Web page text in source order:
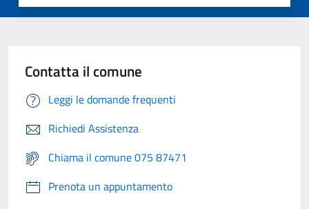
Contatta il comune
Leggi le domande frequenti
Richiedi Assistenza
Chiama il comune 075 87471
Prenota un appuntamento